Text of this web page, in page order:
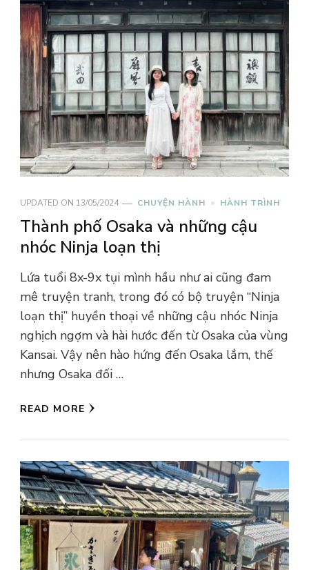
UPDATED ON 13/05/2024 CHUYỆN HÀNH HÀNH TRÌNH
Thành phố Osaka và những cậu
nhóc Ninja loạn thị
Lứa tuổi 8x-9x tụi mình hầu như ai cũng đam
mê truyện tranh, trong đó có bộ truyện “Ninja
loạn thị” huyền thoại về những cậu nhóc Ninja
nghịch ngợm và hài hước đến từ Osaka của vùng
Kansai. Vậy nên hào hứng đến Osaka lắm, thế
nhưng Osaka đối …
READ MORE